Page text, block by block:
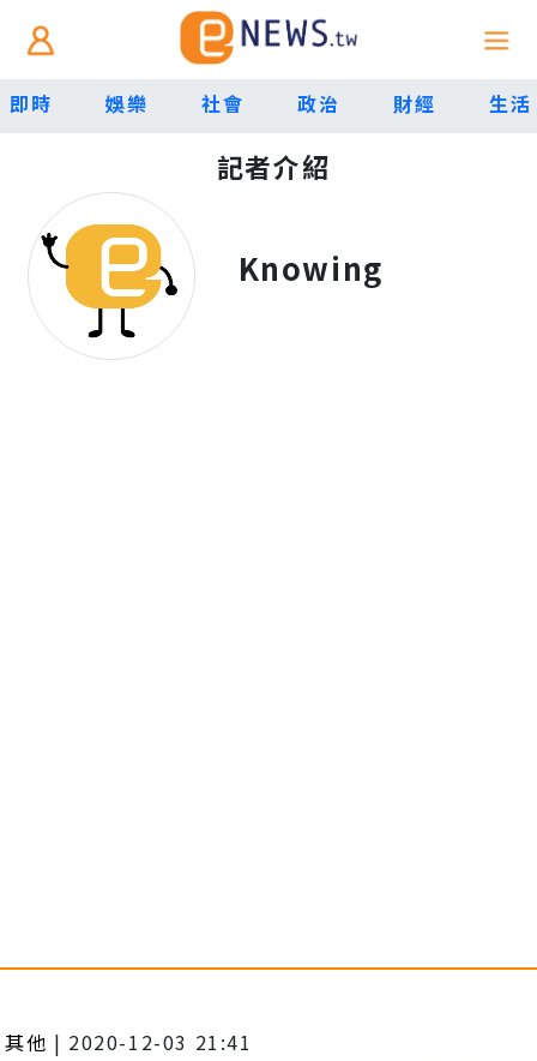
即時 娛樂 社會 政治 財經 生活
記者介紹
Knowing
其他 | 2020-12-03 21:41